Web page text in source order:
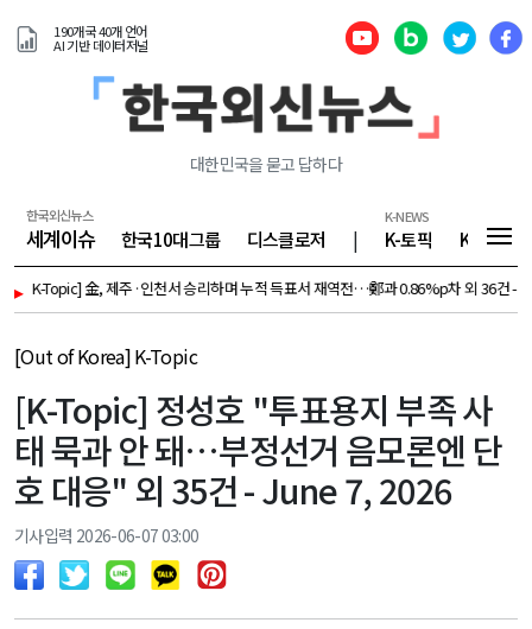
190개국 40개 언어
AI 기반 데이터저널
대한민국을 묻고 답하다
한국외신뉴스
세계이슈 한국10대그룹 디스클로저 |
K-NEWS
K-토픽 K-기업
▸
Topic] 金, 제주·인천서 승리하며 누적 득표서 재역전…鄭과 0.86%p차 외 36건 - August
[Out of Korea] K-Topic
[K-Topic] 정성호 "투표용지 부족 사
태 묵과 안 돼…부정선거 음모론엔 단
호 대응" 외 35건 - June 7, 2026
기사입력 2026-06-07 03:00